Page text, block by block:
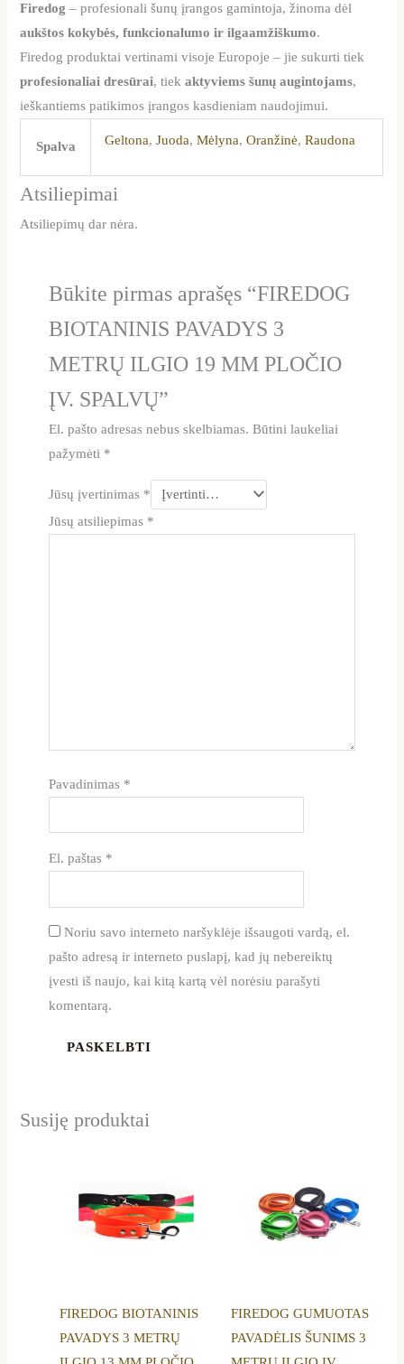
Firedog – profesionali šunų įrangos gamintoja, žinoma dėl
aukštos kokybės, funkcionalumo ir ilgaamžiškumo.
Firedog produktai vertinami visoje Europoje – jie sukurti tiek
profesionaliai dresūrai, tiekaktyviems šunų augintojams,
ieškantiems patikimos įrangos kasdieniam naudojimui.
Spalva Geltona,Juoda,Mėlyna,Oranžinė,Raudona
Atsiliepimai
Atsiliepimų dar nėra.
Būkite pirmas aprašęs “FIREDOG
BIOTANINIS PAVADYS 3
METRŲ ILGIO 19 MM PLOČIO
ĮV. SPALVŲ”
El. pašto adresas nebus skelbiamas. Būtini laukeliai
pažymėti *
Jūsų įvertinimas *
Jūsų atsiliepimas *
Pavadinimas *
El. paštas *
Noriu savo interneto naršyklėje išsaugoti vardą, el.
pašto adresą ir interneto puslapį, kad jų nebereiktų
įvesti iš naujo, kai kitą kartą vėl norėsiu parašyti
komentarą.
Susiję produktai
FIREDOG BIOTANINIS
PAVADYS 3 METRŲ
has
multiple
may
be
FIREDOG GUMUOTAS
PAVADĖLIS ŠUNIMS 3
has
multiple
may
be